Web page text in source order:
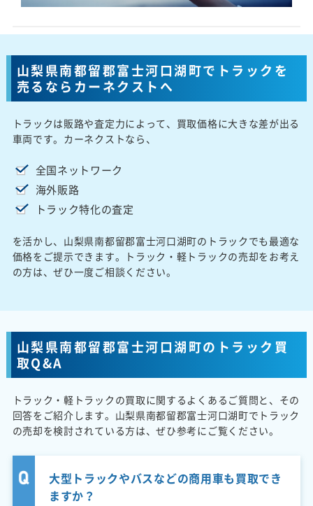
山梨県南都留郡富士河口湖町でトラックを
売るならカーネクストへ
トラックは販路や査定力によって、買取価格に大きな差が出る
車両です。カーネクストなら、
全国ネットワーク
海外販路
トラック特化の査定
を活かし、山梨県南都留郡富士河口湖町のトラックでも最適な
価格をご提示できます。トラック・軽トラックの売却をお考え
の方は、ぜひ一度ご相談ください。
山梨県南都留郡富士河口湖町のトラック買
取Q&A
トラック・軽トラックの買取に関するよくあるご質問と、その
回答をご紹介します。山梨県南都留郡富士河口湖町でトラック
の売却を検討されている方は、ぜひ参考にご覧ください。
大型トラックやバスなどの商用車も買取でき
ますか？